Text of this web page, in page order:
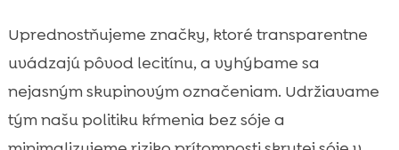
Uprednostňujeme značky, ktoré transparentne
uvádzajú pôvod lecitínu, a vyhýbame sa
nejasným skupinovým označeniam. Udržiavame
tým našu politiku kŕmenia bez sóje a